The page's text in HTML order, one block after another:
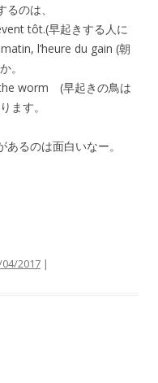
のは、
tôt.(早起きする人に
l’heure du gain (朝
。
worm (早起きの鳥は
ます。
るのは面白いなー。
04/2017 |